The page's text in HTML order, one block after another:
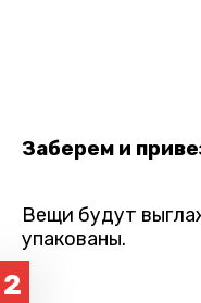
Заберем и
Вещи будут
упакованы.
2